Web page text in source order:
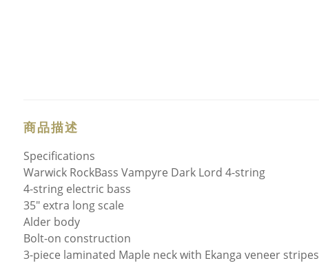
商品描述
Specifications
Warwick RockBass Vampyre Dark Lord 4-string
4-string electric bass
35″ extra long scale
Alder body
Bolt-on construction
3-piece laminated Maple neck with Ekanga veneer stripes